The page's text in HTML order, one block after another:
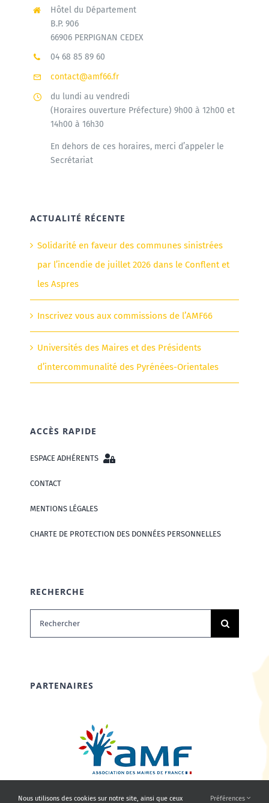
Hôtel du Département
B.P. 906
66906 PERPIGNAN CEDEX
04 68 85 89 60
contact@amf66.fr
du lundi au vendredi
(Horaires ouverture Préfecture) 9h00 à 12h00 et
14h00 à 16h30
En dehors de ces horaires, merci d’appeler le
Secrétariat
ACTUALITÉ RÉCENTE
Solidarité en faveur des communes sinistrées
par l’incendie de juillet 2026 dans le Conflent et
les Aspres
Inscrivez vous aux commissions de l’AMF66
Universités des Maires et des Présidents
d’intercommunalité des Pyrénées-Orientales
ACCÈS RAPIDE
ESPACE ADHÉRENTS
CONTACT
MENTIONS LÉGALES
CHARTE DE PROTECTION DES DONNÉES PERSONNELLES
RECHERCHE
Rechercher:
PARTENAIRES
Nous utilisons des cookies sur notre site, ainsi que ceux Préférences